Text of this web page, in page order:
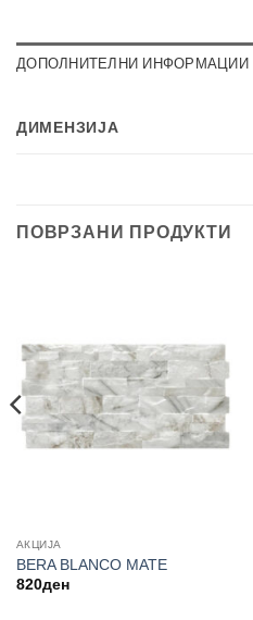
ДОПОЛНИТЕЛНИ ИНФОРМАЦИИ
ДИМЕНЗИЈА
ПОВРЗАНИ ПРОДУКТИ
АКЦИЈА
BERA BLANCO MATE
820ден